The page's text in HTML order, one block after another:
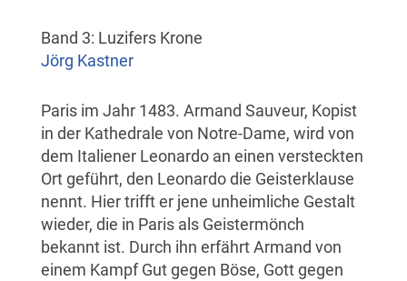
Band 3: Luzifers Krone
Jörg Kastner
Paris im Jahr 1483. Armand Sauveur, Kopist
in der Kathedrale von Notre-Dame, wird von
dem Italiener Leonardo an einen versteckten
Ort geführt, den Leonardo die Geisterklause
nennt. Hier trifft er jene unheimliche Gestalt
wieder, die in Paris als Geistermönch
bekannt ist. Durch ihn erfährt Armand von
einem Kampf Gut gegen Böse, Gott gegen